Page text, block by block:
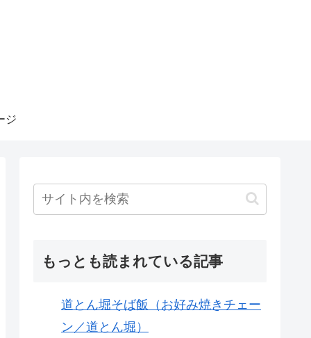
ジ
もっとも読まれている記事
道とん堀そば飯（お好み焼きチェー
ン／道とん堀）